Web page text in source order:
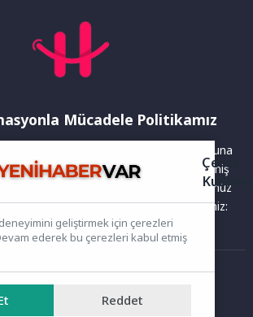
Mücadele Politikamız
doğruluk ilkesi gözetilerek hazırlanır. Buna
eksik, hatalı veya güncelliğini yitirmiş
veya yanıltıcı olduğunu düşündüğünüz
iletişim kanallarından bize bildirebilirsiniz:
Ana Sayfa
yer alan içerikler izinsiz kopyalanamaz,
Çerez
geliştirmek için çerezleri
ederek bu çerezleri kabul etmiş
Reddet